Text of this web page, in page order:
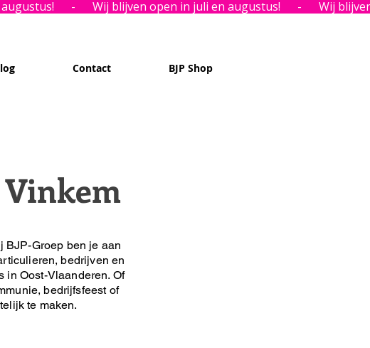
Contact BJP Shop
BJP-Groep ben je aan
bedrijven en
in Oost-Vlaanderen. Of
bedrijfsfeest of
te maken.